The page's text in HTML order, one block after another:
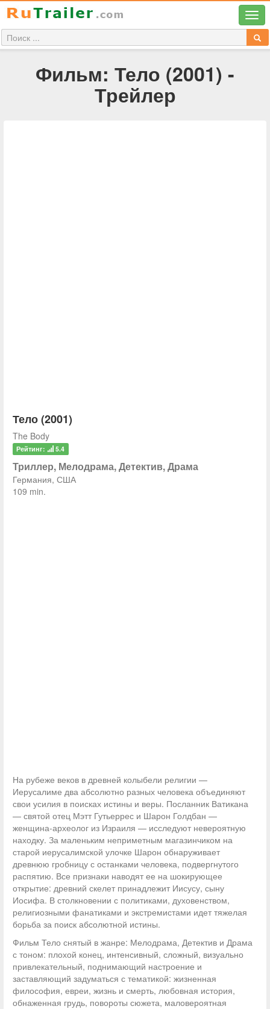
Фильм: Тело (2001) -
Трейлер
Тело (2001)
The Body
Рейтинг: 5.4
Триллер, Мелодрама, Детектив, Драма
Германия, США
109 min.
На рубеже веков в древней колыбели религии —
Иерусалиме два абсолютно разных человека объединяют
свои усилия в поисках истины и веры. Посланник Ватикана
— святой отец Мэтт Гутьеррес и Шарон Голдбан —
женщина-археолог из Израиля — исследуют невероятную
находку. За маленьким неприметным магазинчиком на
старой иерусалимской улочке Шарон обнаруживает
древнюю гробницу с останками человека, подвергнутого
распятию. Все признаки наводят ее на шокирующее
открытие: древний скелет принадлежит Иисусу, сыну
Иосифа. В столкновении с политиками, духовенством,
религиозными фанатиками и экстремистами идет тяжелая
борьба за поиск абсолютной истины.
Фильм Тело снятый в жанре: Мелодрама, Детектив и Драма
с тоном: плохой конец, интенсивный, сложный, визуально
привлекательный, поднимающий настроение и
заставляющий задуматься с тематикой: жизненная
философия, евреи, жизнь и смерть, любовная история,
обнаженная грудь, повороты сюжета, маловероятная